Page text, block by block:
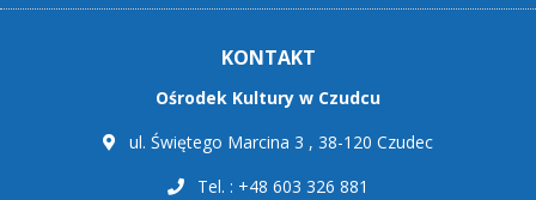
KONTAKT
Ośrodek Kultury w Czudcu
ul. Świętego Marcina 3 , 38-120 Czudec
Tel. : +48 603 326 881